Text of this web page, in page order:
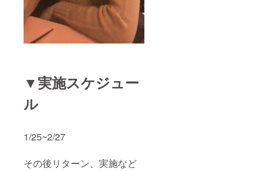
▼実施スケジュー
ル
1/25~2/27
その後リターン、実施など